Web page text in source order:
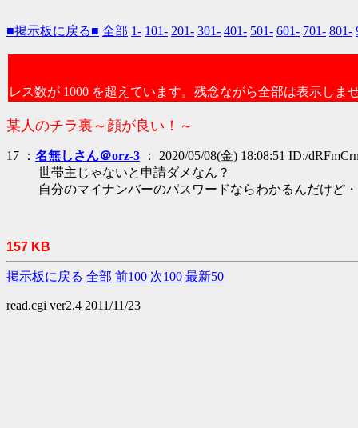
■掲示板に戻る■ 全部 1- 101- 201- 301- 401- 501- 601- 701- 801-
レス数が 1000 を超えています。残念ながら全部は表示しま
某人のチラ裏～顔が良い！～
17 ： 名無しさん＠orz-3 ： 2020/05/08(金) 18:08:51 ID:/
世帯主じゃないと申請ダメなん？
自分のマイナンバーのパスワードならわかるんだけど
157 KB
掲示板に戻る 全部 前100 次100 最新50
read.cgi ver2.4 2011/11/23